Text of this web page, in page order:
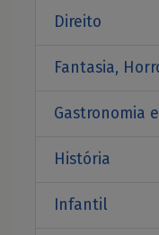
Direito
Fantasia,
Gastronomia
História
Infantil